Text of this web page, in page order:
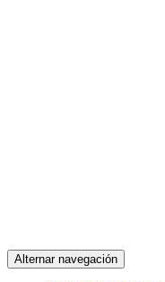
Alternar navegación